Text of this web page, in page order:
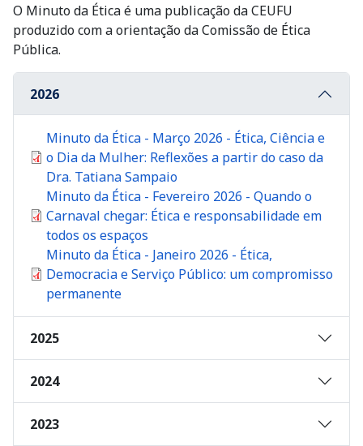
O Minuto da Ética é uma publicação da CEUFU
produzido com a orientação da Comissão de Ética
Pública.
2026
Documento
Minuto da Ética - Março 2026 - Ética, Ciência e
o Dia da Mulher: Reflexões a partir do caso da
Dra. Tatiana Sampaio
Documento
Minuto da Ética - Fevereiro 2026 - Quando o
Carnaval chegar: Ética e responsabilidade em
todos os espaços
Documento
Minuto da Ética - Janeiro 2026 - Ética,
Democracia e Serviço Público: um compromisso
permanente
2025
2024
2023